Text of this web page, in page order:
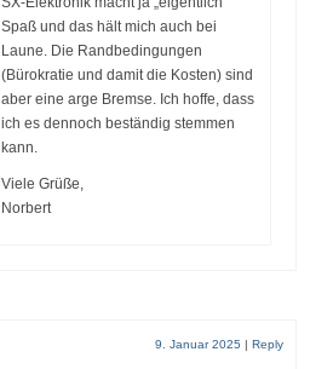
Spaß und das hält mich auch bei
Laune. Die Randbedingungen
(Bürokratie und damit die Kosten) sind
aber eine arge Bremse. Ich hoffe, dass
ich es dennoch beständig stemmen
kann.
Viele Grüße,
Norbert
9. Januar 2025 | Reply